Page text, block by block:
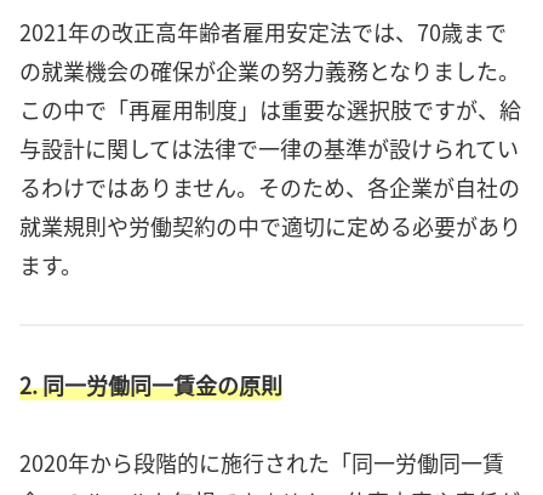
2021年の改正高年齢者雇用安定法では、70歳まで
の就業機会の確保が企業の努力義務となりました。
この中で「再雇用制度」は重要な選択肢ですが、給
与設計に関しては法律で一律の基準が設けられてい
るわけではありません。そのため、各企業が自社の
就業規則や労働契約の中で適切に定める必要があり
ます。
2. 同一労働同一賃金の原則
2020年から段階的に施行された「同一労働同一賃